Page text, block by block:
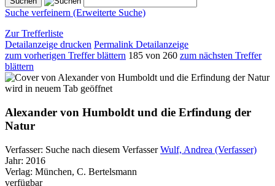
Suche verfeinern (Erweiterte Suche)
Zur Trefferliste
Detailanzeige drucken Permalink Detailanzeige
zum vorherigen Treffer blättern 185 von 260 zum nächsten Treffer
blättern
wird in neuem Tab geöffnet
Alexander von Humboldt und die Erfindung der
Natur
Verfasser: Suche nach diesem Verfasser Wulf, Andrea (Verfasser)
Jahr: 2016
Verlag: München, C. Bertelsmann
verfügbar